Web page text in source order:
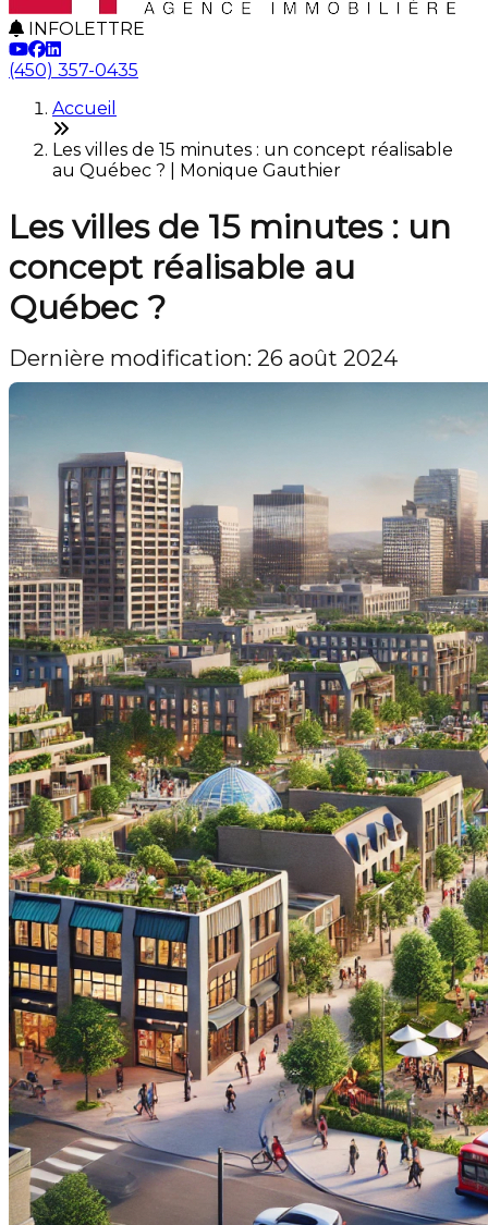
INFOLETTRE
(450) 357-0435
Accueil
Les villes de 15 minutes : un concept réalisable
au Québec ? | Monique Gauthier
Les villes de 15 minutes : un
concept réalisable au
Québec ?
Dernière modification: 26 août 2024